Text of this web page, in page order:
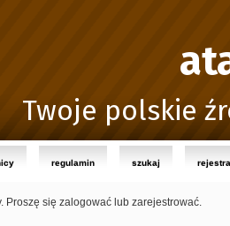
Twoje polskie
regulamin szukaj
Proszę się zalogować lub zarejestrować.